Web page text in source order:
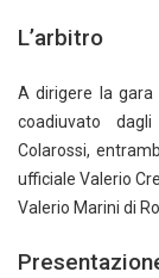
L’arbitro
A dirigere la gara
coadiuvato
Colarossi,
ufficiale Valerio
Valerio Marini di